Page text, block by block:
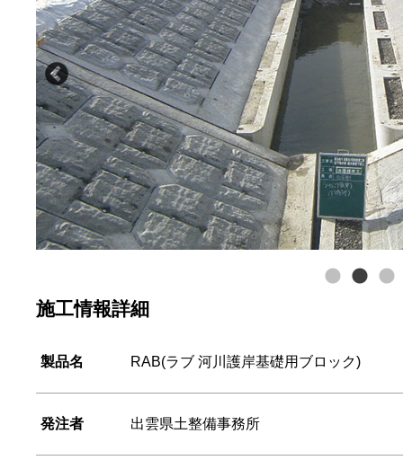
施工情報詳細
製品名 RAB(ラブ 河川護岸基礎用ブロック)
発注者 出雲県土整備事務所